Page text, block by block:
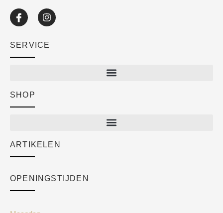
SERVICE
Academy
SHOP
ARTIKELEN
OPENINGSTIJDEN